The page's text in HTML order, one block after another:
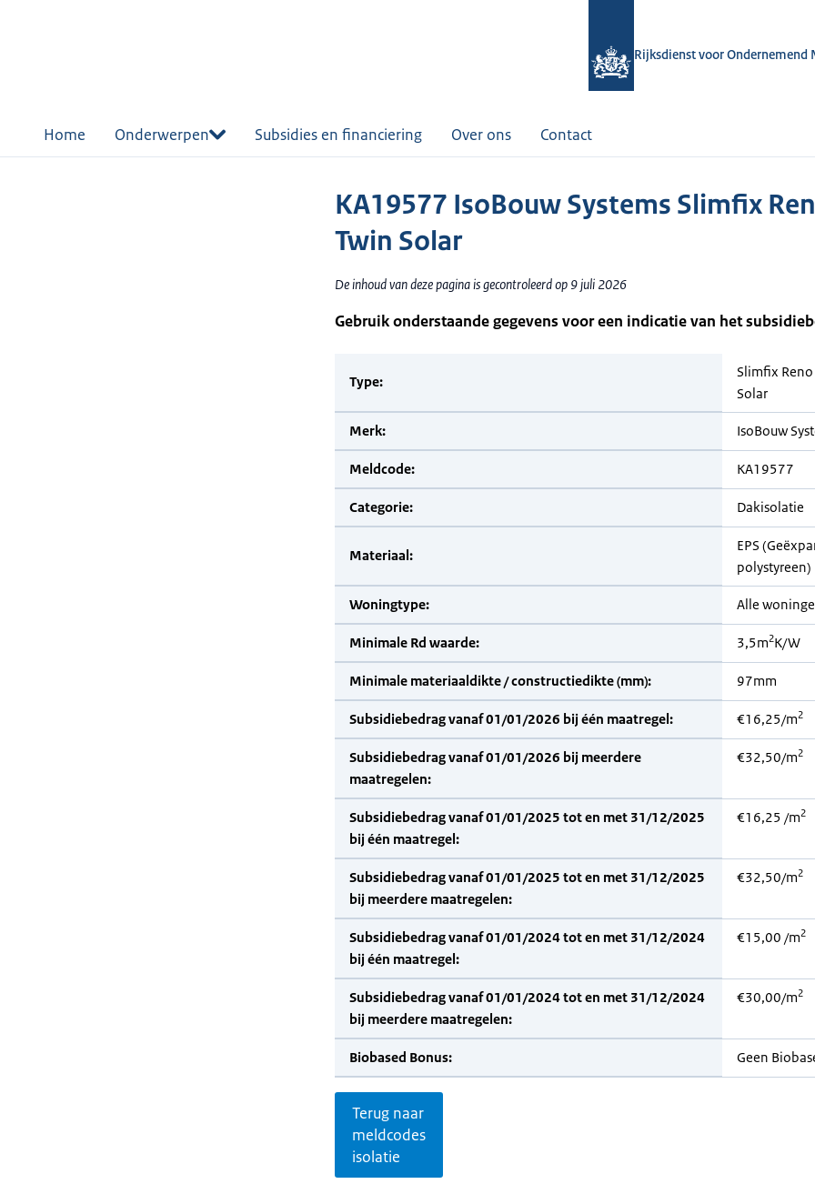
Rijksdienst voor Ondernemend
Home Onderwerpen Subsidies en financiering Over ons Contact
KA19577 IsoBouw Systems Slimfix
Twin Solar
De inhoud van deze pagina is gecontroleerd op 9 juli 2026
Gebruik onderstaande gegevens voor een indicatie van het
Type:
Slimfix Reno
Solar
Merk: IsoBouw
Meldcode: KA19577
Categorie: Dakisolatie
Materiaal:
EPS
polystyreen)
Woningtype: Alle
Minimale Rd waarde: 3,5m2K/W
Minimale materiaaldikte / constructiedikte (mm): 97mm
Subsidiebedrag vanaf 01/01/2026 bij één maatregel: €16,25/m2
Subsidiebedrag vanaf 01/01/2026 bij meerdere
maatregelen:
€32,50/m2
Subsidiebedrag vanaf 01/01/2025 tot en met 31/12/2025
bij één maatregel:
€16,25 /m2
Subsidiebedrag vanaf 01/01/2025 tot en met 31/12/2025
bij meerdere maatregelen:
€32,50/m2
Subsidiebedrag vanaf 01/01/2024 tot en met 31/12/2024
bij één maatregel:
€15,00 /m2
Subsidiebedrag vanaf 01/01/2024 tot en met 31/12/2024
bij meerdere maatregelen:
€30,00/m2
Biobased Bonus: Geen
Terug naar
meldcodes
isolatie